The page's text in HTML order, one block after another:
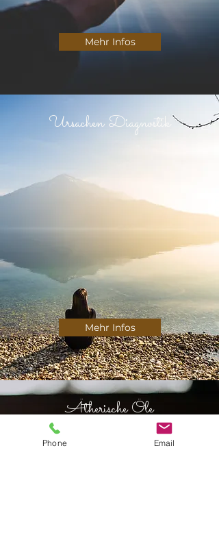
Mehr Infos
Ursachen Diagnostik
Mehr Infos
Ätherische Öle
Phone Email